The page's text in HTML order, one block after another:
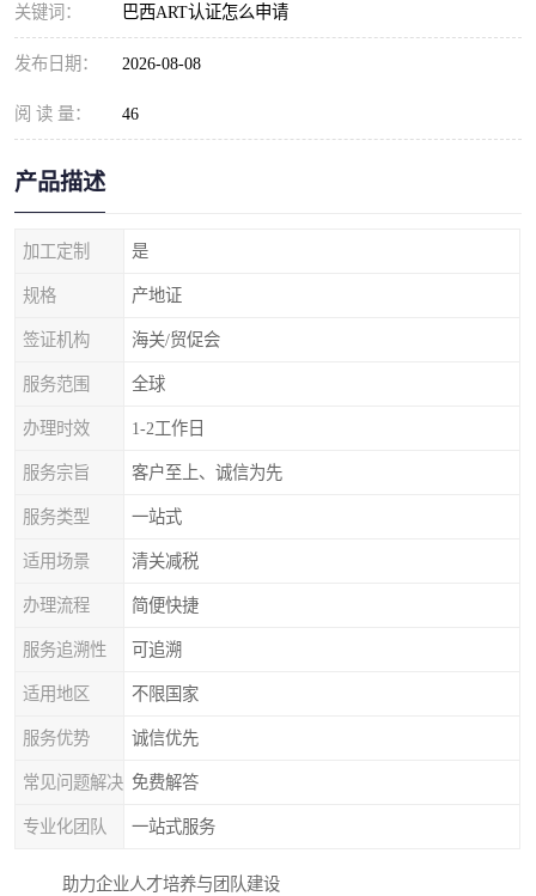
关键词： 巴西ART认证怎么申请
发布日期： 2026-08-08
阅 读 量： 46
产品描述
加工定制 是
规格 产地证
签证机构 海关/贸促会
服务范围 全球
办理时效 1-2工作日
服务宗旨 客户至上、诚信为先
服务类型 一站式
适用场景 清关减税
办理流程 简便快捷
服务追溯性 可追溯
适用地区 不限国家
服务优势 诚信优先
常见问题解决 免费解答
专业化团队 一站式服务
助力企业人才培养与团队建设